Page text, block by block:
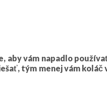
aby vám napadlo
tým menej vám koláč